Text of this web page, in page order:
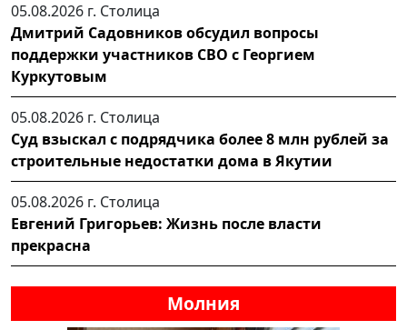
05.08.2026 г. Столица
Дмитрий Садовников обсудил вопросы
поддержки участников СВО с Георгием
Куркутовым
05.08.2026 г. Столица
Суд взыскал с подрядчика более 8 млн рублей за
строительные недостатки дома в Якутии
05.08.2026 г. Столица
Евгений Григорьев: Жизнь после власти
прекрасна
Молния